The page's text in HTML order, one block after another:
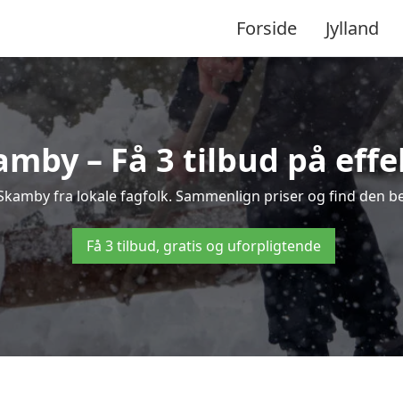
Forside Jylland
– Få 3 tilbud på
fra lokale fagfolk. Sammenlign priser og find den
Få 3 tilbud, gratis og uforpligtende